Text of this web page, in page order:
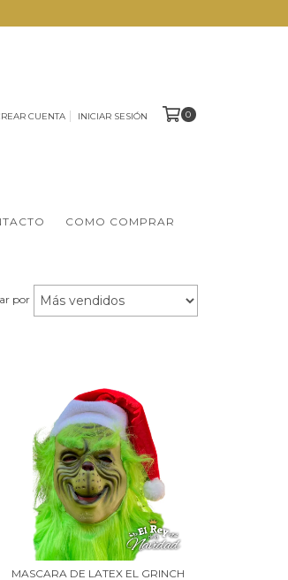
CUENTA INICIAR SESIÓN 0
COMO COMPRAR
por
MASCARA DE LATEX EL GRINCH